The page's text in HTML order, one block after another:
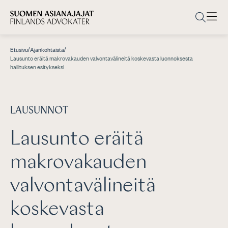
Etusivu/Ajankohtaista/
Lausunto eräitä makrovakauden valvontavälineitä koskevasta luonnoksesta
hallituksen esitykseksi
LAUSUNNOT
Lausunto eräitä
makrovakauden
valvontavälineitä
koskevasta